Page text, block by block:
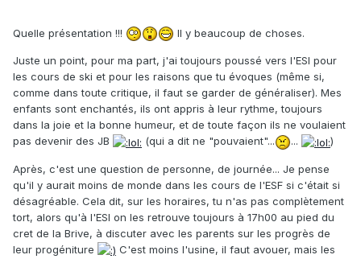
Quelle présentation !!! Il y beaucoup de choses.
Juste un point, pour ma part, j'ai toujours poussé vers l'ESI pour
les cours de ski et pour les raisons que tu évoques (même si,
comme dans toute critique, il faut se garder de généraliser). Mes
enfants sont enchantés, ils ont appris à leur rythme, toujours
dans la joie et la bonne humeur, et de toute façon ils ne voulaient
pas devenir des JB
(qui a dit ne "pouvaient"... ... )
Après, c'est une question de personne, de journée... Je pense
qu'il y aurait moins de monde dans les cours de l'ESF si c'était si
désagréable. Cela dit, sur les horaires, tu n'as pas complètement
tort, alors qu'à l'ESI on les retrouve toujours à 17h00 au pied du
cret de la Brive, à discuter avec les parents sur les progrès de
leur progéniture
C'est moins l'usine, il faut avouer, mais les